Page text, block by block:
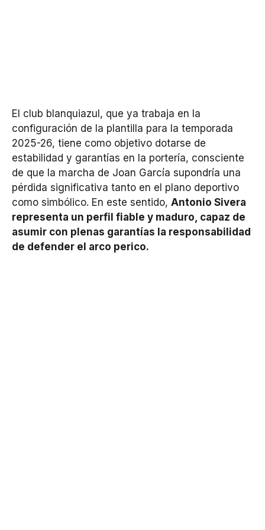
El club blanquiazul, que ya trabaja en la
configuración de la plantilla para la temporada
2025-26, tiene como objetivo dotarse de
estabilidad y garantías en la portería, consciente
de que la marcha de Joan García supondría una
pérdida significativa tanto en el plano deportivo
como simbólico. En este sentido, Antonio Sivera
representa un perfil fiable y maduro, capaz de
asumir con plenas garantías la responsabilidad
de defender el arco perico.